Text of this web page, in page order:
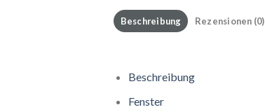
Beschreibung Rezensionen (0)
Beschreibung
Fenster